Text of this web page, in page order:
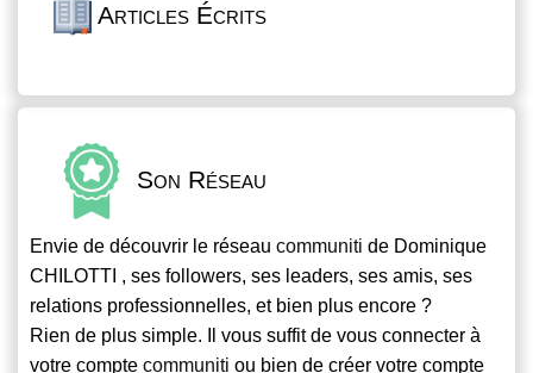
Articles Écrits
Son Réseau
Envie de découvrir le réseau communiti de Dominique
CHILOTTI , ses followers, ses leaders, ses amis, ses
relations professionnelles, et bien plus encore ?
Rien de plus simple. Il vous suffit de vous connecter à
votre compte communiti ou bien de créer votre compte